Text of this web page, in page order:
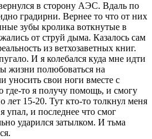
в сторону АЭС. Вдаль по
градирни. Вернее то что от них
зубы кролика воткнутые в
от струй дыма. Казалось сам
из ветхозаветных книг.
И я колебался куда мне идти
жизни полюбоваться на
уносить свои ноги вместе с
где-то я получу помощь, и смогу
лет 15-20. Тут кто-то толкнул меня
упал, и последнее что смог
ударился затылком. И тьма